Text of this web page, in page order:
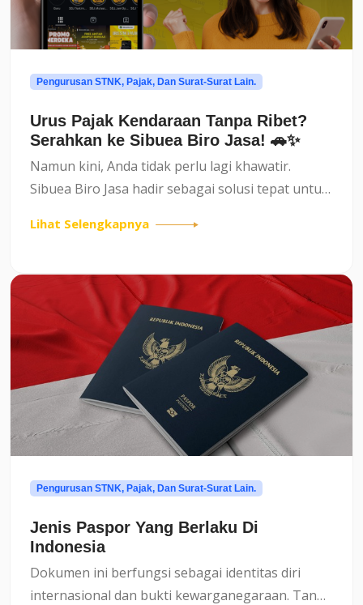
Pengurusan STNK, Pajak, Dan Surat-Surat Lain.
Urus Pajak Kendaraan Tanpa Ribet?
Serahkan ke Sibuea Biro Jasa! 🚗✨
Namun kini, Anda tidak perlu lagi khawatir.
Sibuea Biro Jasa hadir sebagai solusi tepat untuk
kendaraan Anda dengan cepat, aman, dan
Lihat Selengkapnya
Pengurusan STNK, Pajak, Dan Surat-Surat Lain.
Jenis Paspor Yang Berlaku Di
Indonesia
Dokumen ini berfungsi sebagai identitas diri
internasional dan bukti kewarganegaraan. Tanpa